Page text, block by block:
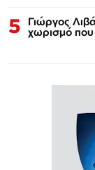
5 Γιώργος
χωρισμό